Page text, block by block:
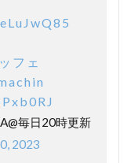
フェ
毎日20時更新
2023